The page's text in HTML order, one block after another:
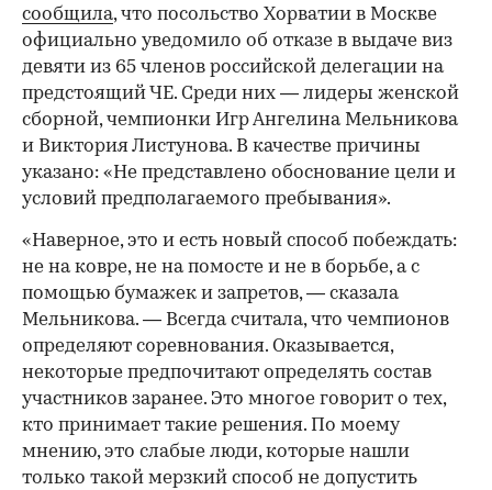
сообщила, что посольство Хорватии в Москве
официально уведомило об отказе в выдаче виз
девяти из 65 членов российской делегации на
предстоящий ЧЕ. Среди них — лидеры женской
сборной, чемпионки Игр Ангелина Мельникова
и Виктория Листунова. В качестве причины
указано: «Не представлено обоснование цели и
условий предполагаемого пребывания».
«Наверное, это и есть новый способ побеждать:
не на ковре, не на помосте и не в борьбе, а с
помощью бумажек и запретов, — сказала
Мельникова. — Всегда считала, что чемпионов
определяют соревнования. Оказывается,
некоторые предпочитают определять состав
участников заранее. Это многое говорит о тех,
кто принимает такие решения. По моему
мнению, это слабые люди, которые нашли
только такой мерзкий способ не допустить